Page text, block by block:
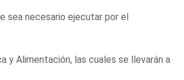
sea necesario ejecutar por el
y Alimentación, las cuales se llevarán a